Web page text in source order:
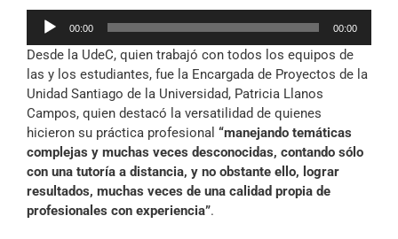
Reproductor
audio
00:00 00:00
Desde la UdeC, quien trabajó con todos los equipos de
las y los estudiantes, fue la Encargada de Proyectos de la
Unidad Santiago de la Universidad, Patricia Llanos
Campos, quien destacó la versatilidad de quienes
hicieron su práctica profesional “manejando temáticas
complejas y muchas veces desconocidas, contando sólo
con una tutoría a distancia, y no obstante ello, lograr
resultados, muchas veces de una calidad propia de
profesionales con experiencia”.